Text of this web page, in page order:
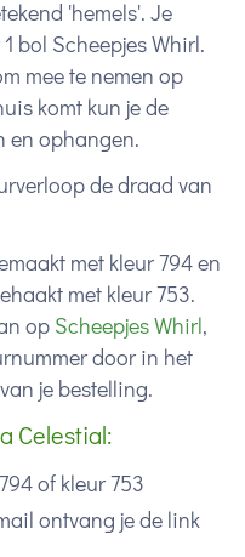
'hemels'. Je
bol Scheepjes Whirl.
mee te nemen op
komt kun je de
en ophangen.
de draad van
met kleur 794 en
met kleur 753.
op Scheepjes Whirl,
door in het
je bestelling.
Celestial:
of kleur 753
ontvang je de link